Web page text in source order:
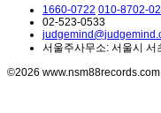
1660-0722 010-8702-
02-523-0533
서울주사무소: 서울시
©2026